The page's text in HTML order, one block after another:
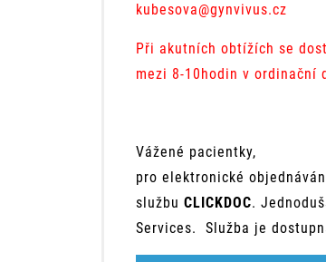
kubesova@gynvivus.cz
Při akutních obtížích se
mezi 8-10hodin v ordinační
Vážené pacientky,
pro elektronické
službu CLICKDOC.
Services. Služba je